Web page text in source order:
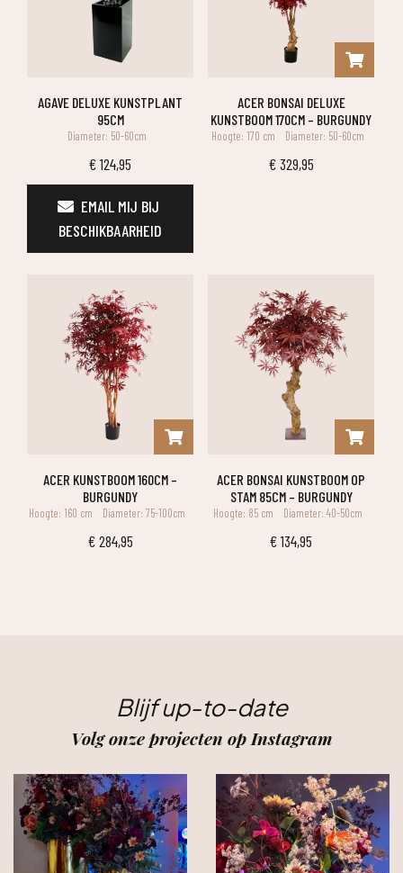
AGAVE DELUXE KUNSTPLANT
95CM
Diameter: 50-60cm
€124,95
EMAIL MIJ BIJ
BESCHIKBAARHEID
ACER BONSAI DELUXE
KUNSTBOOM 170CM – BURGUNDY
Hoogte: 170 cm Diameter: 50-60cm
€ 329,95
ACER KUNSTBOOM 160CM –
BURGUNDY
Hoogte: 160 cm Diameter: 75-100cm
€ 284,95
ACER BONSAI KUNSTBOOM OP
STAM 85CM – BURGUNDY
Hoogte: 85 cm Diameter: 40-50cm
€134,95
Blijf up-to-date
Volg onze projecten op Instagram